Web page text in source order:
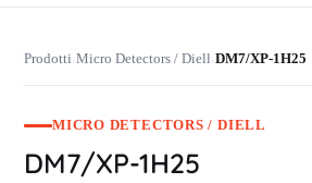
Prodotti›Micro Detectors / Diell›DM7/XP-1H25
MICRO DETECTORS / DIELL
DM7/XP-1H25